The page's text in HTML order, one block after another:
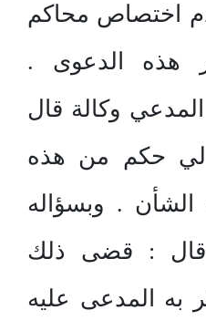
اختصاص محاكم
هذه الدعوى .
وكالة قال
حكم من هذه
. وبسؤاله
: قضى ذلك
به المدعى عليه